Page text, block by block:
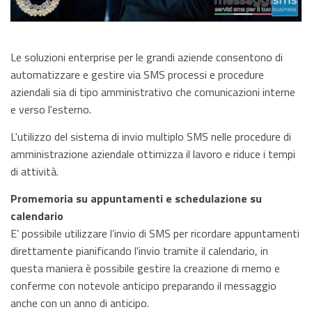
Le soluzioni enterprise per le grandi aziende consentono di
automatizzare e gestire via SMS processi e procedure
aziendali sia di tipo amministrativo che comunicazioni interne
e verso l'esterno.
L'utilizzo del sistema di invio multiplo SMS nelle procedure di
amministrazione aziendale ottimizza il lavoro e riduce i tempi
di attività.
Promemoria su appuntamenti e schedulazione su
calendario
E’ possibile utilizzare l’invio di SMS per ricordare appuntamenti
direttamente pianificando l'invio tramite il calendario, in
questa maniera è possibile gestire la creazione di memo e
conferme con notevole anticipo preparando il messaggio
anche con un anno di anticipo.